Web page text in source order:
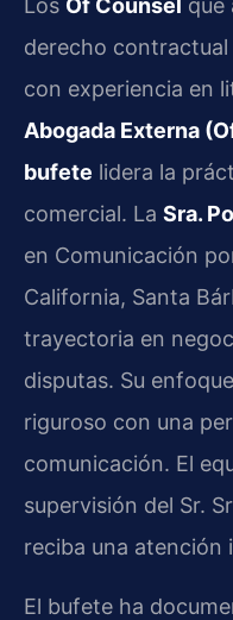
Los Of Counsel que
derecho
con experiencia en
Abogada Externa
bufete lidera la
comercial. La Sra.
en Comunicación
California, Santa
trayectoria en
disputas. Su
riguroso con una
comunicación. El
supervisión del Sr.
reciba una atención
El bufete ha